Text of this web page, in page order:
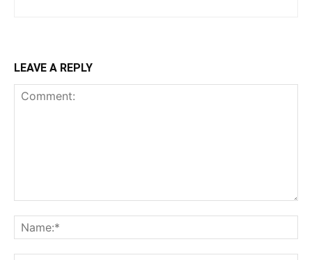
LEAVE A REPLY